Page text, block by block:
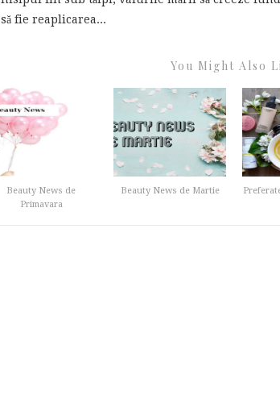
să fie reaplicarea...
You Might Also
Beauty News de
Primavara
Beauty News de Martie